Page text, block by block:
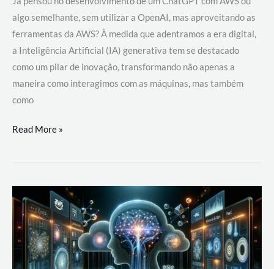
algo semelhante, sem utilizar a OpenAI, mas aproveitando as
ferramentas da AWS? À medida que adentramos a era digital,
a Inteligência Artificial (IA) generativa tem se destacado
como um pilar de inovação, transformando não apenas a
maneira como interagimos com as máquinas, mas também
como
Desenvolvimento
um
com
AWS
Read More »